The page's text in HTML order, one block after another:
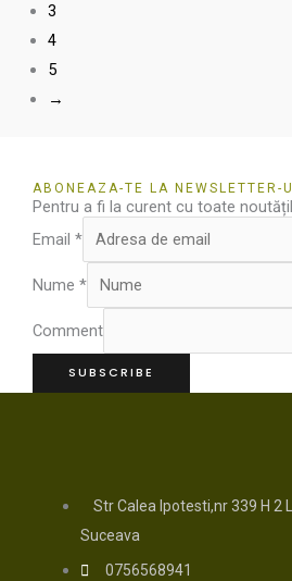
3
4
5
→
ABONEAZA-TE LA NEWSLETTER-
Pentru a fi la curent cu toate
Nume *
Email *
Comment
SUBSCRIBE
Str Calea Ipotesti,nr 339 H 2
Suceava
0756568941